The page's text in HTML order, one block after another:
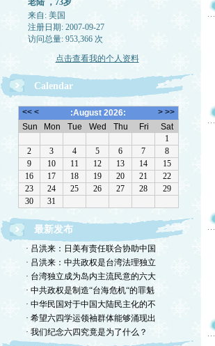
老陆 ，73岁
来自: 美国
注册日期: 2007-09-27
访问总量: 953,366 次
点击查看我的个人资料
Calendar
最新发布
· 吕洪来：日美有责任联合协助中国
· 吕洪来：中共政权是台湾法理独立
· 台湾独立成为岛内主流民意的六大
· 中共政权是制造“台海危机“的罪魁
· 中华民国对于中国大陆民主化的不
· 希望六四学运领袖群体能够涌现出
· 我们纪念六四究竟是为了什么？